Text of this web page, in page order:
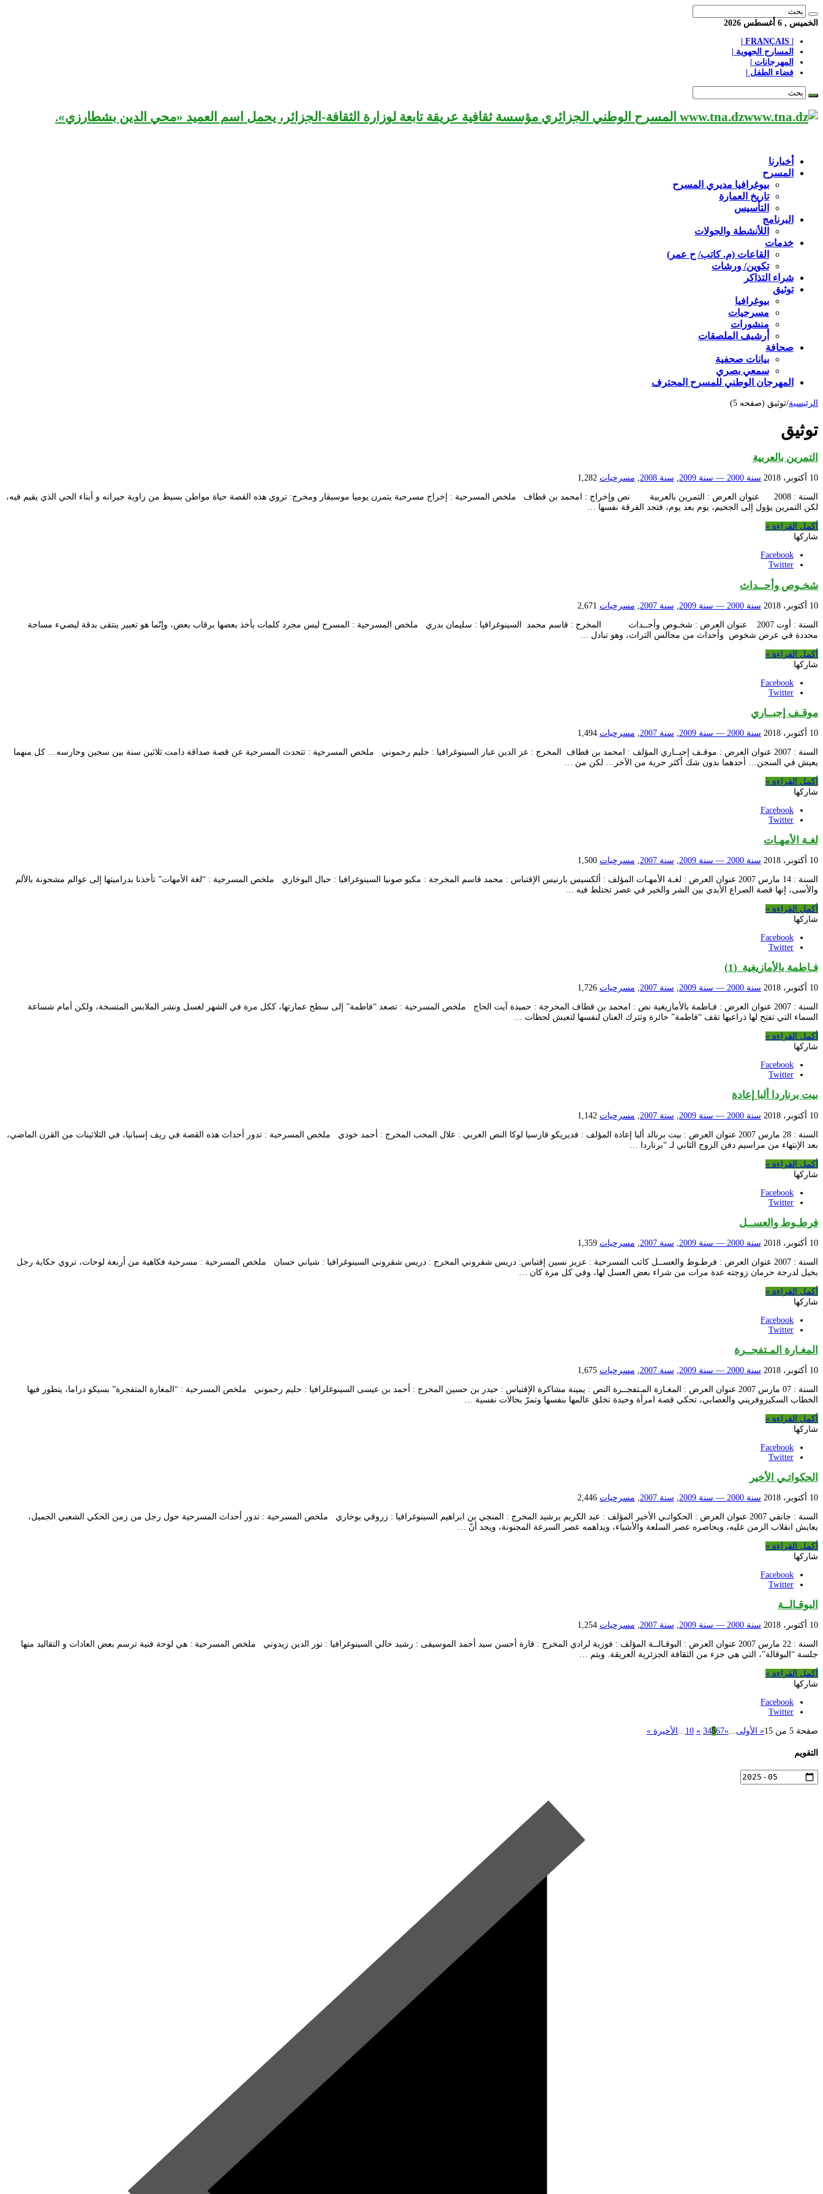
الخميس , 6 أغسطس 2026
المسارح الجهوية |
المهرجانات |
فضاء الطفل |
www.tna.dz المسرح الوطني الجزائري مؤسسة ثقافية عريقة تابعة لوزارة الثقافة-الجزائر، يحمل اسم العميد «محي الدين بشطارزي».
أخبارنا
المسرح
بيوغرافيا مديري المسرح
تاريخ العمارة
التأسيس
البرنامج
اللأنشطة والجولات
خدمات
القاعات (م. كاتب/ ح عمر)
تكوين/ ورشات
شراء التذاكر
توثيق
بيوغرافيا
مسرحيات
منشورات
أرشيف الملصقات
صحافة
بيانات صحفية
سمعي بصري
المهرجان الوطني للمسرح المحترف
الرئيسية/توثيق (صفحه 5)
توثيق
التمرين بالعربية
10 أكتوبر، 2018 سنة 2000 — سنة 2009 , سنة 2008 , مسرحيات 1,282
السنة : 2008 عنوان العرض : التمرين بالعربية نص وإخراج : امحمد بن قطاف ملخص المسرحية : إخراج مسرحية يتمرن يوميا موسيقار ومخرج: تروي هذه القصة حياة مواطن بسيط من زاوية جيرانه و أبناء الحي الذي يقيم فيه،
لكن التمرين يؤول إلى الجحيم، يوم بعد يوم، فتجد الفرقة نفسها …
أكمل القراءة »
شاركها
Facebook
Twitter
شخـوص وأحــداث
10 أكتوبر، 2018 سنة 2000 — سنة 2009 سنة 2007 مسرحيات 2,671
السنة : أوت 2007 عنوان العرض : شخـوص وأحــداث المخرج : قاسم محمد السينوغرافيا : سليمان بدري ملخص المسرحية : المسرح ليس مجرد كلمات يأخذ بعضها برقاب بعض، وإنّما هو تعبير ينتقى بدقة ليضيء مساحة
محددة في عرض شخوص وأحداث من مجالس التراث، وهو تبادل …
أكمل القراءة »
شاركها
Facebook
Twitter
موقـف إجبــاري
10 أكتوبر، 2018 سنة 2000 — سنة 2009 سنة 2007 مسرحيات 1,494
السنة : 2007 عنوان العرض : موقـف إجبــاري المؤلف : امحمد بن قطاف المخرج : عز الدين عبار السينوغرافيا : حليم رحموني ملخص المسرحية : تتحدث المسرحية عن قصة صداقة دامت ثلاثين سنة بين سجين وحارسه… كل منهما
يعيش في السجن… أحدهما بدون شك أكثر حرية من الآخر… لكن من …
أكمل القراءة »
شاركها
Facebook
Twitter
لغـة الأمهـات
10 أكتوبر، 2018 سنة 2000 — سنة 2009 , سنة 2007 , مسرحيات 1,500
السنة : 14 مارس 2007 عنوان العرض : لغـة الأمهـات المؤلف : ألكسيس بارنيس الإقتباس : محمد قاسم المخرجة : مكيو صونيا السينوغرافيا : حبال البوخاري ملخص المسرحية : “لغة الأمهات” تأخذنا بدراميتها إلى عوالم مشحونة بالألم
والأسى، إنها قصة الصراع الأبدي بين الشر والخير في عصر تختلط فيه …
أكمل القراءة »
شاركها
Facebook
Twitter
فـاطمة بالأمازيغية (1)
10 أكتوبر، 2018 سنة 2000 — سنة 2009 , سنة 2007 , مسرحيات 1,726
السنة : 2007 عنوان العرض : فـاطمة بالأمازيغية نص : امحمد بن قطاف المخرجة : حميدة آيت الحاج ملخص المسرحية : تصعد “فاطمة” إلى سطح عمارتها، ككل مرة في الشهر لغسل ونشر الملابس المتسخة، ولكن أمام شساعة
السماء التي تفتح لها ذراعيها تقف “فاطمة” حائرة وتترك العنان لنفسها لتعيش لحظات …
أكمل القراءة »
شاركها
Facebook
Twitter
بيت برناردا ألبا إعادة
10 أكتوبر، 2018 سنة 2000 — سنة 2009 سنة 2007 مسرحيات 1,142
السنة : 28 مارس 2007 عنوان العرض : بيت برنالد ألبا إعادة المؤلف : فديريكو قارسيا لوكا النص العربي : علال المحب المخرج : أحمد خودي ملخص المسرحية : تدور أحداث هذه القصة في ريف إسبانيا، في الثلاثينات من القرن الماضي،
بعد الإنتهاء من مراسيم دفن الزوج الثاني لـ “برناردا …
أكمل القراءة »
شاركها
Facebook
Twitter
فرطـوط والعســل
10 أكتوبر، 2018 سنة 2000 — سنة 2009 سنة 2007 مسرحيات 1,359
السنة : 2007 عنوان العرض : فرطـوط والعســل كاتب المسرحية : عزيز نسين إقتباس: دريس شقروني المخرج : دريس شقروني السينوغرافيا : شياني حسان ملخص المسرحية : مسرحية فكاهية من أربعة لوحات، تروي حكاية رجل
بخيل لدرجة حرمان زوجته عدة مرات من شراء بعض العسل لها، وفي كل مرة كان …
أكمل القراءة »
شاركها
Facebook
Twitter
المغـارة المـتفجــرة
10 أكتوبر، 2018 سنة 2000 — سنة 2009 سنة 2007 مسرحيات 1,675
السنة : 07 مارس 2007 عنوان العرض : المغـارة المـتفجــرة النص : يمينة مشاكرة الإقتباس : حيدر بن حسين المخرج : أحمد بن عيسى السينوغلرافيا : حليم رحموني ملخص المسرحية : “المغارة المتفجرة” بسيكو دراما، يتطور فيها
الخطاب السكيزوفريني والعصابي، تحكي قصة امرأة وحيدة تخلق عالمها بنفسها وتمرّ بحالات نفسية …
أكمل القراءة »
شاركها
Facebook
Twitter
الحكواتـي الأخير
10 أكتوبر، 2018 سنة 2000 — سنة 2009 , سنة 2007 , مسرحيات 2,446
السنة : جانفي 2007 عنوان العرض : الحكواتـي الأخير المؤلف : عبد الكريم برشيد المخرج : المنجي بن ابراهيم السينوغرافيا : زروقي بوخاري ملخص المسرحية : تدور أحداث المسرحية حول رجل من زمن الحكي الشعبي الجميل،
يعايش انقلاب الزمن عليه، ويحاصره عصر السلعة والأشياء، ويداهمه عصر السرعة المجنونة، ويجد أنّ …
أكمل القراءة »
شاركها
Facebook
Twitter
البوقـالــة
10 أكتوبر، 2018 سنة 2000 — سنة 2009 , سنة 2007 , مسرحيات 1,254
السنة : 22 مارس 2007 عنوان العرض : البوقـالــة المؤلف : فوزية لرادي المخرج : قارة أحسن سيد أحمد الموسيقى : رشيد خالي السينوغرافيا : نور الدين زيدوني ملخص المسرحية : هي لوحة فنية ترسم بعض العادات و التقاليد منها
جلسة “البوقالة”، التي هي جزء من الثقافة الجزئرية العريقة. ويتم …
أكمل القراءة »
شاركها
Facebook
Twitter
صفحة 5 من 15 « الأولى...
«
34567
»
10
... الأخيرة »
التقويم